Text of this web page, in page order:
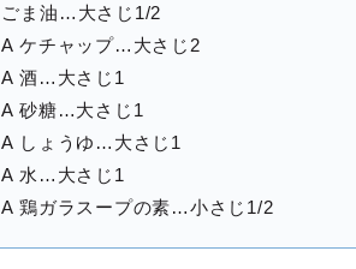
ごま油…大さじ1/2
A ケチャップ…大さじ2
A 酒…大さじ1
A 砂糖…大さじ1
A しょうゆ…大さじ1
A 水…大さじ1
A 鶏ガラスープの素…小さじ1/2